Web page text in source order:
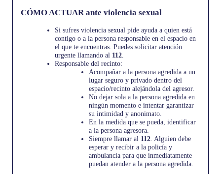
CÓMO ACTUAR ante violencia sexual
Si sufres violencia sexual pide ayuda a quien está
contigo o a la persona responsable en el espacio en
el que te encuentras. Puedes solicitar atención
urgente llamando al 112.
Responsable del recinto:
Acompañar a la persona agredida a un
lugar seguro y privado dentro del
espacio/recinto alejándola del agresor.
No dejar sola a la persona agredida en
ningún momento e intentar garantizar
su intimidad y anonimato.
En la medida que se pueda, identificar
a la persona agresora.
Siempre llamar al 112. Alguien debe
esperar y recibir a la policía y
ambulancia para que inmediatamente
puedan atender a la persona agredida.